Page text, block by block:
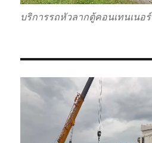
บริการรถหัวลากตู้คอนเทนเนอร์